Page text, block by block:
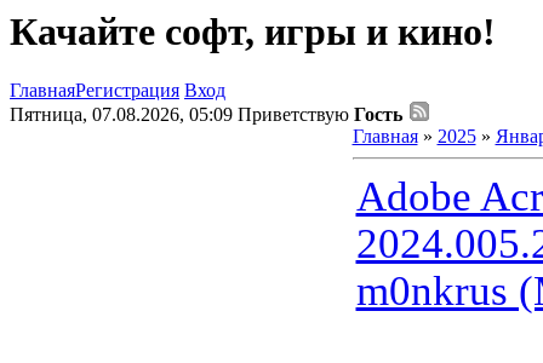
Качайте софт, игры и кино!
ГлавнаяРегистрация Вход
Пятница, 07.08.2026, 05:09 Приветствую Гость
Главная» 2025 »
Adobe
m0nkrus